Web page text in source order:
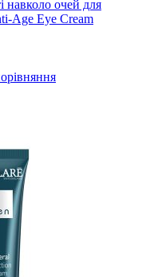
навколо очей для
Age Eye Cream